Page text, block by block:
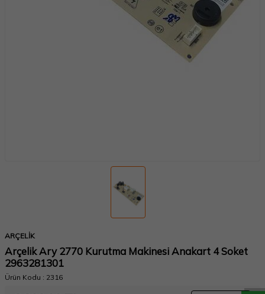
WhatappDesteHatt
ARÇELİK
Arçelik Ary 2770 Kurutma Makinesi Anakart 4 Soket
2963281301
Ürün Kodu : 2316